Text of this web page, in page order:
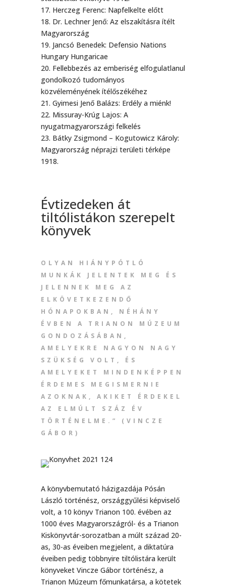
17. Herczeg Ferenc: Napfelkelte előtt
18. Dr. Lechner Jenő: Az elszakításra ítélt
Magyarország
19. Jancsó Benedek: Defensio Nations
Hungary Hungaricae
20. Fellebbezés az emberiség elfogulatlanul
gondolkozó tudományos
közvéleményének ítélőszékéhez
21. Gyimesi Jenő Balázs: Erdély a miénk!
22. Missuray-Krúg Lajos: A
nyugatmagyarországi felkelés
23. Bátky Zsigmond – Kogutowicz Károly:
Magyarország néprajzi területi térképe
1918.
Évtizedeken át
tiltólistákon szerepelt
könyvek
OLYAN HIÁNYPÓTLÓ
MUNKÁK JELENTEK MEG ÉS
JELENNEK MEG AZ
ELKÖVETKEZENDŐ
HÓNAPOKBAN, NÉHÁNY
ÉVBEN A TRIANON MÚZEUM
GONDOZÁSÁBAN,
AMELYEKRE NAGYON NAGY
SZÜKSÉG VOLT, ÉS
AMELYEKET MINDENKÉPPEN
ÉRDEMES MEGISMERNIE
AZOKNAK, AKIKET ÉRDEKEL
AZ ELMÚLT SZÁZ ÉV
TÖRTÉNELME.” (VINCZE
GÁBOR)
A könyvbemutató házigazdája Pósán
László történész, országgyűlési képviselő
volt, a 10 könyv Trianon 100. évében az
1000 éves Magyarországról- és a Trianon
Kiskönyvtár-sorozatban a múlt század 20-
as, 30-as éveiben megjelent, a diktatúra
éveiben pedig többnyire tiltólistára került
könyveket Vincze Gábor történész, a
Trianon Múzeum főmunkatársa, a kötetek